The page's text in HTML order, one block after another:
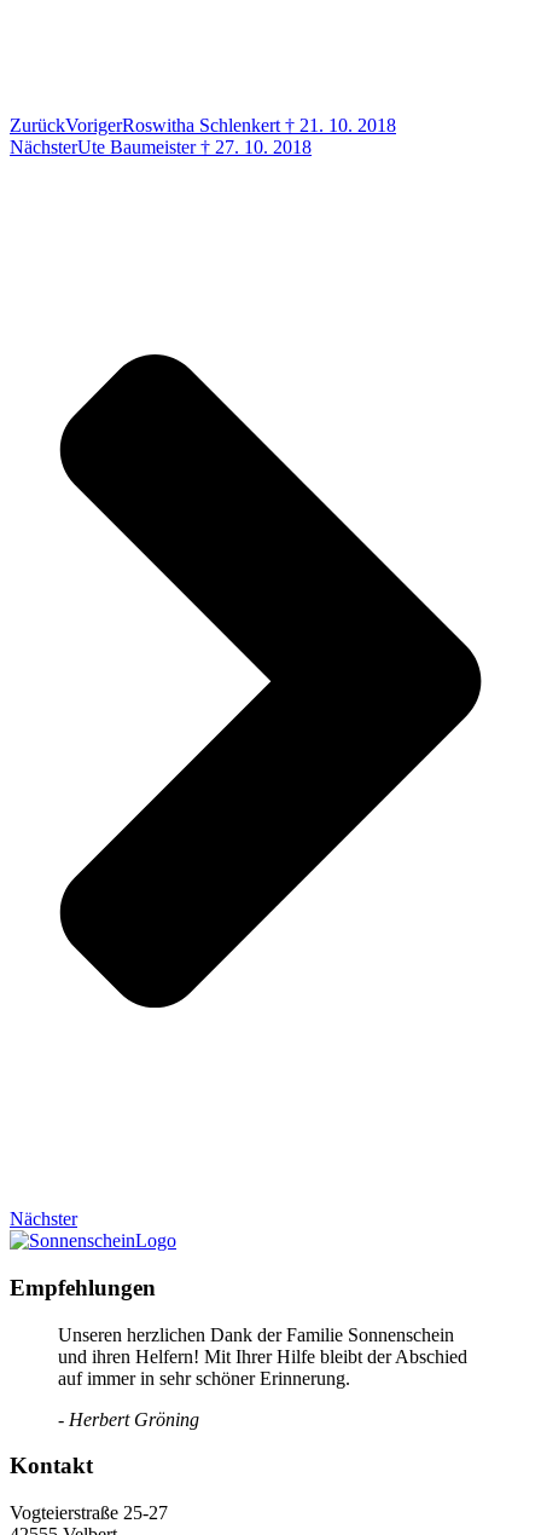
ZurückVorigerRoswitha Schlenkert † 21. 10. 2018
NächsterUte Baumeister † 27. 10. 2018
Nächster
Empfehlungen
Unseren herzlichen Dank der Familie Sonnenschein
und ihren Helfern! Mit Ihrer Hilfe bleibt der Abschied
auf immer in sehr schöner Erinnerung.
- Herbert Gröning
Kontakt
Vogteierstraße 25-27